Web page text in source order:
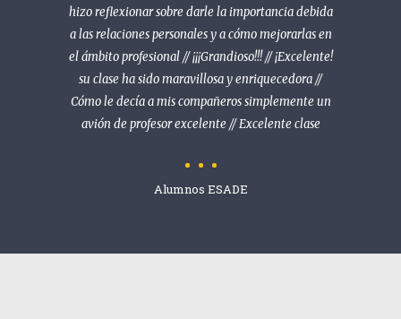
hizo reflexionar sobre darle la importancia debida
a las relaciones personales y a cómo mejorarlas en
el ámbito profesional // ¡¡¡Grandioso!!! // ¡Excelente!
su clase ha sido maravillosa y enriquecedora //
Cómo le decía a mis compañeros simplemente un
avión de profesor excelente // Excelente clase
Alumnos ESADE